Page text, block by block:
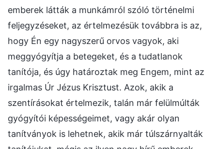
emberek látták a munkámról szóló történelmi
feljegyzéseket, az értelmezésük továbbra is az,
hogy Én egy nagyszerű orvos vagyok, aki
meggyógyítja a betegeket, és a tudatlanok
tanítója, és úgy határoztak meg Engem, mint az
irgalmas Úr Jézus Krisztust. Azok, akik a
szentírásokat értelmezik, talán már felülmúlták
gyógyítói képességeimet, vagy akár olyan
tanítványok is lehetnek, akik már túlszárnyalták